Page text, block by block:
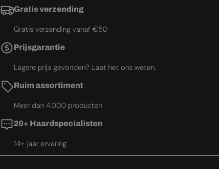
Gratis verzending
Gratis verzending vanaf €50
Prijsgarantie
Lagere prijs gevonden? Laat het ons weten.
Ruim assortiment
Meer dan 4.000 producten
20+ Haardspecialisten
14+ jaar ervaring